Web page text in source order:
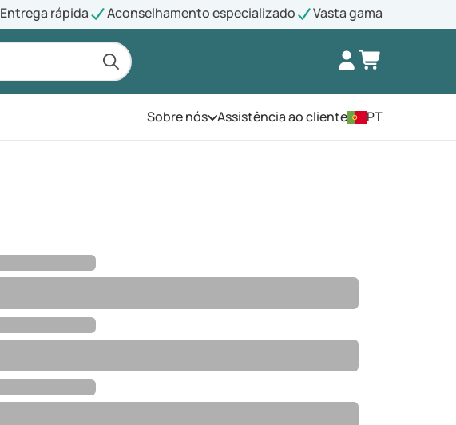
Entrega rápida Aconselhamento especializado Vasta gama
Sobre nósAbra o menu
Assistência ao cliente PT